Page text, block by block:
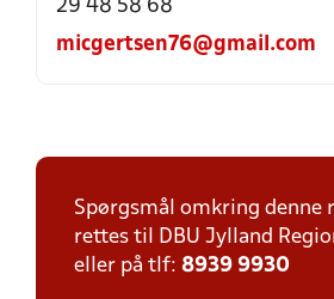
29 48 58 68
micgertsen76@gmail.com
Spørgsmål omkring denne
rettes til DBU Jylland
eller på tlf: 8939 9930